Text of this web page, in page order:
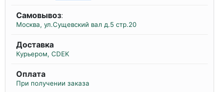
Самовывоз:
Москва, ул.Сущевский вал д.5 стр.20
Доставка
Курьером, CDEK
Оплата
При получении заказа